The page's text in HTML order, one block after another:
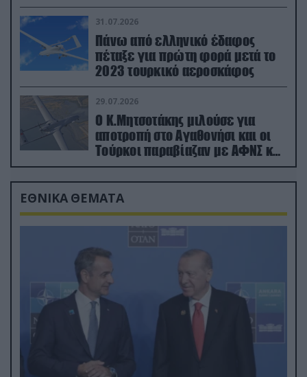
31.07.2026
Πάνω από ελληνικό έδαφος
πέταξε για πρώτη φορά μετά το
2023 τουρκικό αεροσκάφος
29.07.2026
Ο Κ.Μητσοτάκης μιλούσε για
αποτροπή στο Αγαθονήσι και οι
Τούρκοι παραβίαζαν με ΑΦΝΣ και
drone
ΕΘΝΙΚΑ ΘΕΜΑΤΑ